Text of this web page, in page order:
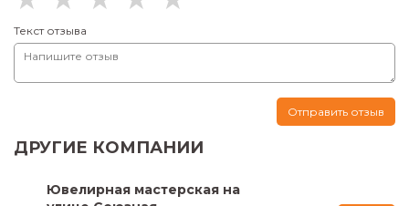
Текст отзыва
Отправить отзыв
ДРУГИЕ КОМПАНИИ
Ювелирная мастерская на